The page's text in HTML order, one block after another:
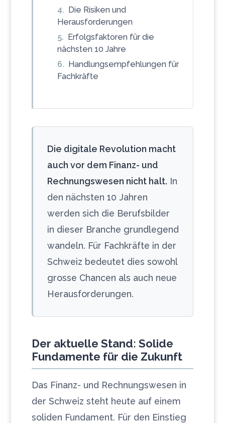
Die Risiken und
Herausforderungen
Erfolgsfaktoren für die
nächsten 10 Jahre
Handlungsempfehlungen für
Fachkräfte
Die digitale Revolution macht
auch vor dem Finanz- und
Rechnungswesen nicht halt. In
den nächsten 10 Jahren
werden sich die Berufsbilder
in dieser Branche grundlegend
wandeln. Für Fachkräfte in der
Schweiz bedeutet dies sowohl
grosse Chancen als auch neue
Herausforderungen.
Der aktuelle Stand: Solide
Fundamente für die Zukunft
Das Finanz- und Rechnungswesen in
der Schweiz steht heute auf einem
soliden Fundament. Für den Einstieg